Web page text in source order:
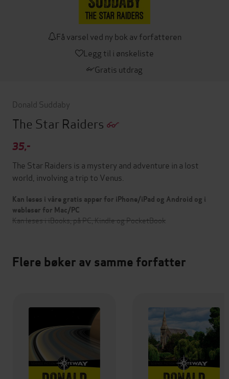
Få varsel ved ny bok av forfatteren
Legg til i ønskeliste
Gratis utdrag
Donald Suddaby
The Star Raiders
35,-
The Star Raiders is a mystery and adventure in a lost
world, involving a trip to Venus.
Kan leses i våre gratis apper for iPhone/iPad og Android og i
webleser for Mac/PC
Kan leses i iBooks, på PC, Kindle og PocketBook
Flere bøker av samme forfatter